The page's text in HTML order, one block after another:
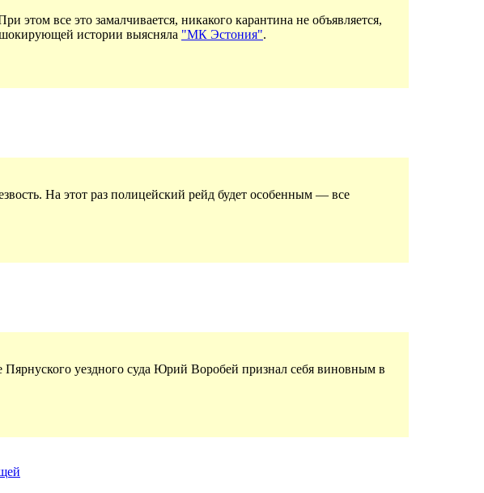
этом все это замалчивается, никакого карантина не объявляется,
истории выясняла "МК Эстония".
На этот раз полицейский рейд будет особенным — все
уездного суда Юрий Воробей признал себя виновным в